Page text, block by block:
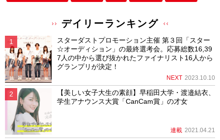
デイリーランキング
スターダストプロモーション主催 第３回「スター
☆オーディション」の最終選考会。応募総数16,39
7人の中から選び抜かれたファイナリスト16人から
グランプリが決定！
NEXT 2023.10.10
【美しい女子大生の素顔】早稲田大学・渡邉結衣、
学生アナウンス大賞「CanCam賞」の才女
連載 2021.04.21